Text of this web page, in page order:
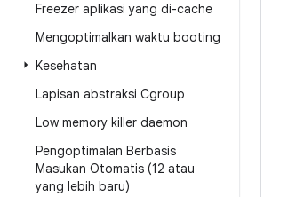
Freezer aplikasi yang di-cache
Mengoptimalkan waktu booting
Kesehatan
Lapisan abstraksi Cgroup
Low memory killer daemon
Pengoptimalan Berbasis
Masukan Otomatis (12 atau
yang lebih baru)